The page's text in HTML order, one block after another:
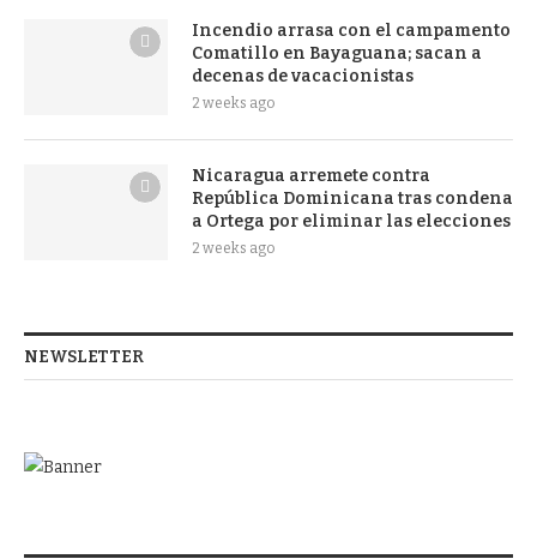
Incendio arrasa con el campamento
Comatillo en Bayaguana; sacan a
decenas de vacacionistas
2 weeks ago
Nicaragua arremete contra
República Dominicana tras condena
a Ortega por eliminar las elecciones
2 weeks ago
NEWSLETTER